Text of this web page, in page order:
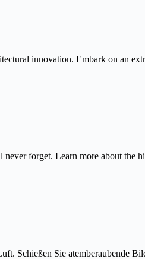
innovation. Embark on an
forget. Learn more about the
Schießen Sie atemberaubende